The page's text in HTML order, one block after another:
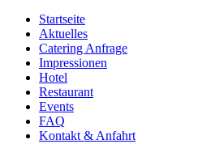
Startseite
Aktuelles
Catering Anfrage
Impressionen
Hotel
Restaurant
Events
FAQ
Kontakt & Anfahrt